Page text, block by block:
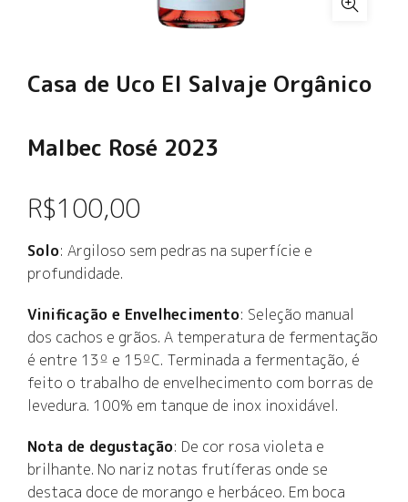
Casa de Uco El Salvaje Orgânico
Malbec Rosé 2023
R$100,00
Solo: Argiloso sem pedras na superfície e
profundidade.
Vinificação e Envelhecimento: Seleção manual
dos cachos e grãos. A temperatura de fermentação
é entre 13º e 15ºC. Terminada a fermentação, é
feito o trabalho de envelhecimento com borras de
levedura. 100% em tanque de inox inoxidável.
Nota de degustação: De cor rosa violeta e
brilhante. No nariz notas frutíferas onde se
destaca doce de morango e herbáceo. Em boca